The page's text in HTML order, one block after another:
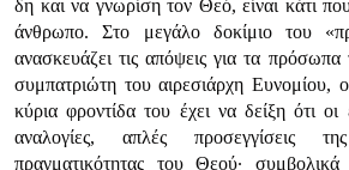
δη και να γνωρίση τον Θεό, είναι κάτι
άνθρωπο. Στο μεγάλο δοκίμιο του
ανασκευάζει τις απόψεις για τα πρόσωπα
συμπατριώτη του αιρεσιάρχη Ευνομίου,
κύρια φροντίδα του έχει να δείξη ότι οι
αναλογίες, απλές προσεγγίσεις
πραγματικότητας του Θεού·